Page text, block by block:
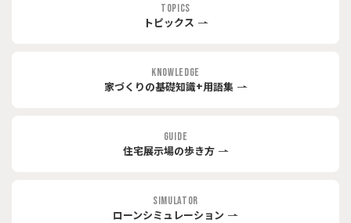
TOPICS
トピックス
KNOWLEDGE
家づくりの基礎知識+用語集
GUIDE
住宅展示場の歩き方
SIMULATOR
ローンシミュレーション